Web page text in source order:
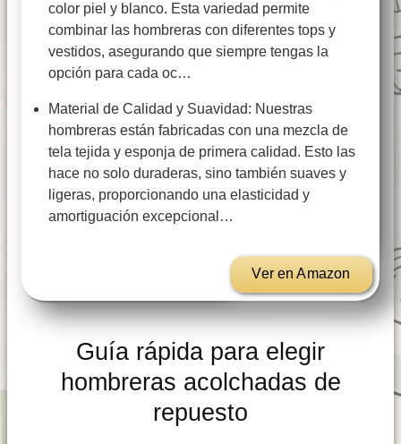
color piel y blanco. Esta variedad permite
combinar las hombreras con diferentes tops y
vestidos, asegurando que siempre tengas la
opción para cada oc…
Material de Calidad y Suavidad: Nuestras
hombreras están fabricadas con una mezcla de
tela tejida y esponja de primera calidad. Esto las
hace no solo duraderas, sino también suaves y
ligeras, proporcionando una elasticidad y
amortiguación excepcional…
Ver en Amazon
Guía rápida para elegir
hombreras acolchadas de
repuesto